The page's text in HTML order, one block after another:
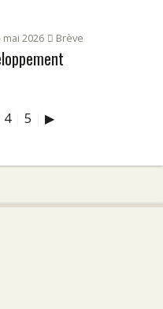
mai 2026 Brève
4| 5 ▶